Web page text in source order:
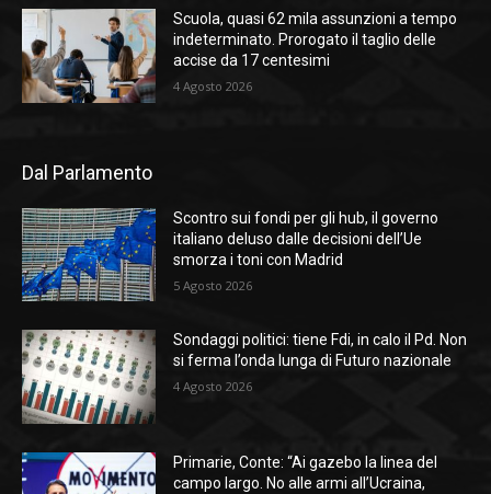
Scuola, quasi 62 mila assunzioni a tempo
indeterminato. Prorogato il taglio delle
accise da 17 centesimi
4 Agosto 2026
Dal Parlamento
Scontro sui fondi per gli hub, il governo
italiano deluso dalle decisioni dell’Ue
smorza i toni con Madrid
5 Agosto 2026
Sondaggi politici: tiene Fdi, in calo il Pd. Non
si ferma l’onda lunga di Futuro nazionale
4 Agosto 2026
Primarie, Conte: “Ai gazebo la linea del
campo largo. No alle armi all’Ucraina,